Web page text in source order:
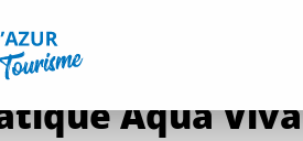
et loisirs
Aqua Viva